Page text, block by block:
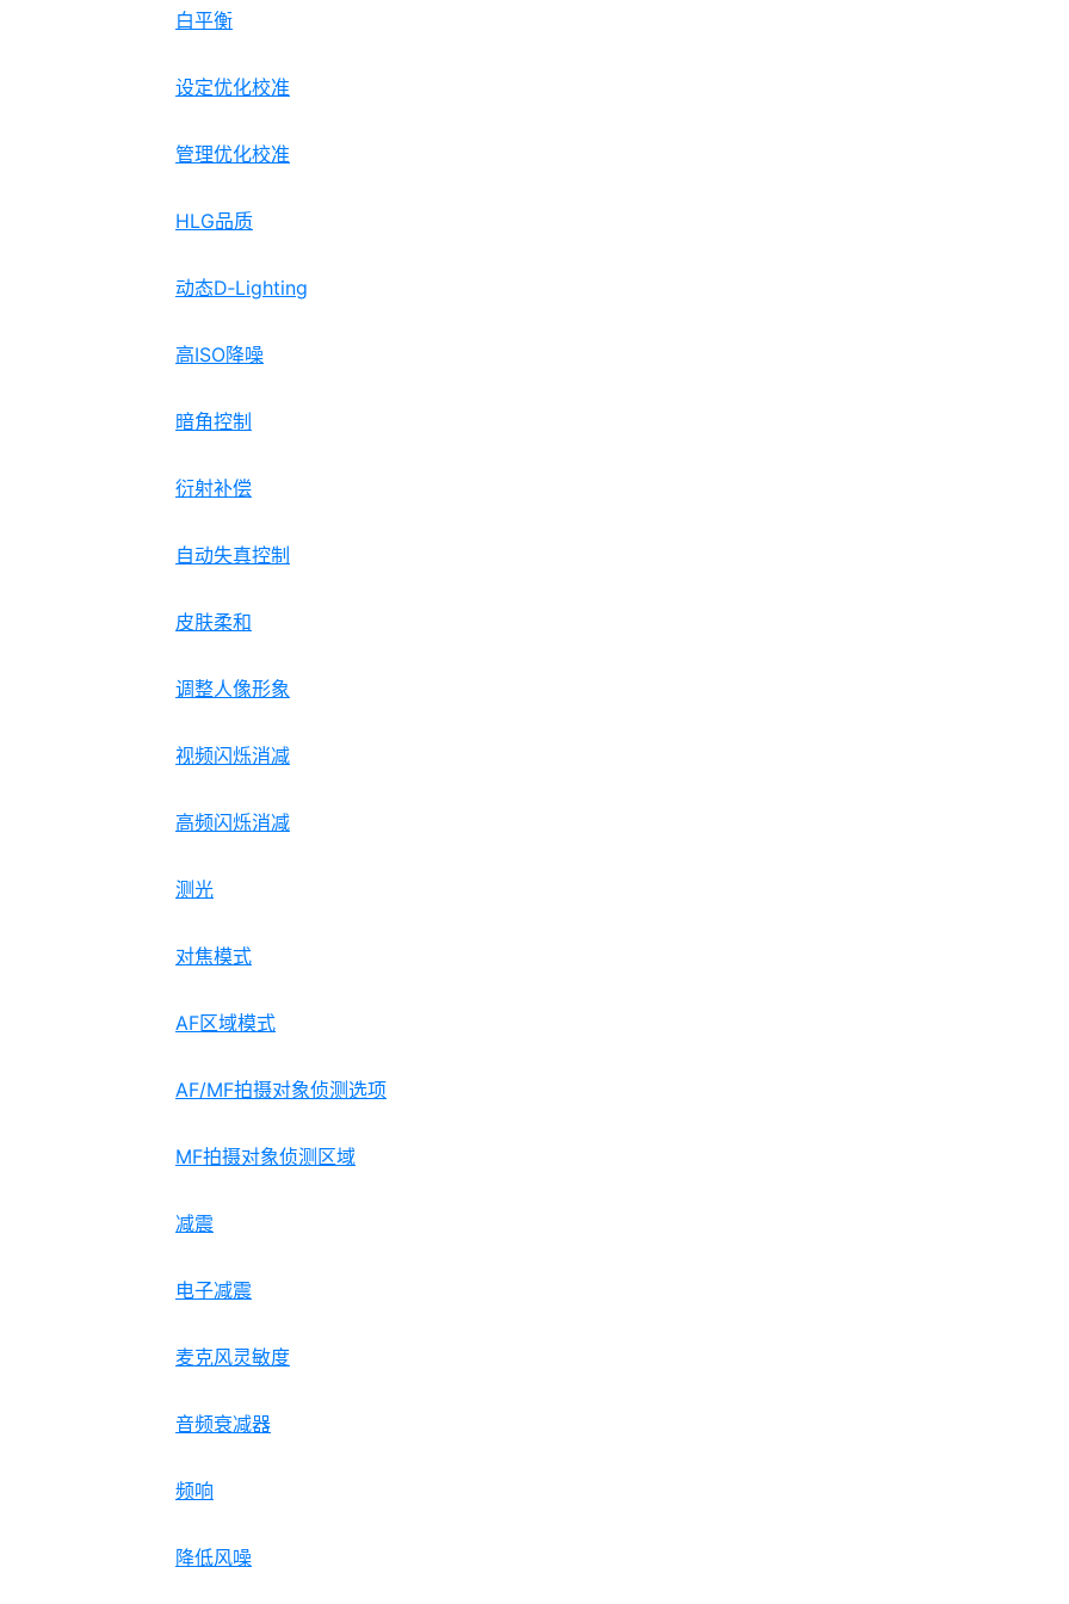
白平衡
设定优化校准
管理优化校准
HLG品质
动态D‑Lighting
高ISO降噪
暗角控制
衍射补偿
自动失真控制
皮肤柔和
调整人像形象
视频闪烁消减
高频闪烁消减
测光
对焦模式
AF区域模式
AF/MF拍摄对象侦测选项
MF拍摄对象侦测区域
减震
电子减震
麦克风灵敏度
音频衰减器
频响
降低风噪